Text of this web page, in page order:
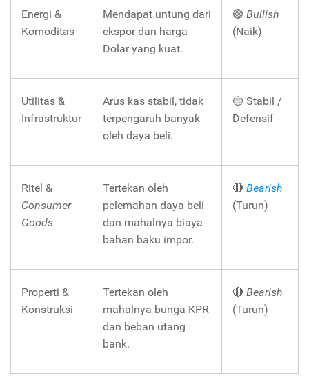
Energi &
Komoditas
Mendapat untung dari
ekspor dan harga
Dolar yang kuat.
🟢 Bullish
(Naik)
Utilitas &
Infrastruktur
Arus kas stabil, tidak
terpengaruh banyak
oleh daya beli.
🟡 Stabil /
Defensif
Ritel &
Consumer
Goods
Tertekan oleh
pelemahan daya beli
dan mahalnya biaya
bahan baku impor.
🔴 Bearish
(Turun)
Properti &
Konstruksi
Tertekan oleh
mahalnya bunga KPR
dan beban utang
bank.
🔴 Bearish
(Turun)